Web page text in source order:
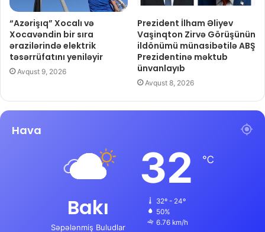
“Azərişıq” Xocalı və
Xocavəndin bir sıra
ərazilərində elektrik
təsərrüfatını yeniləyir
Avqust 9, 2026
Prezident İlham Əliyev
Vaşinqton Zirvə Görüşünün
ildönümü münasibətilə ABŞ
Prezidentinə məktub
ünvanlayıb
Avqust 8, 2026
Hava
Bakı
Səpələnmiş Buludlar
32 ℃
32º - 24º
50%
6.76 km/h